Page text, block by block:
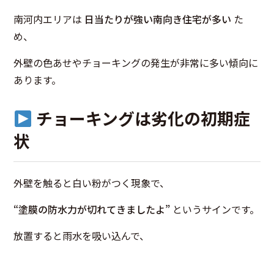
南河内エリアは 日当たりが強い南向き住宅が多い た
め、
外壁の色あせやチョーキングの発生が非常に多い傾向に
あります。
チョーキングは劣化の初期症
状
外壁を触ると白い粉がつく現象で、
“塗膜の防水力が切れてきましたよ” というサインです。
放置すると雨水を吸い込んで、